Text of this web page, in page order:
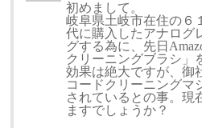
初めまして。
岐阜県土岐市在住の６
代に購入したアナログ
グする為に、先日
クリーニングブラシ」
効果は絶大ですが、御
コードクリーニングマ
されているとの事。現
ますでしょうか？